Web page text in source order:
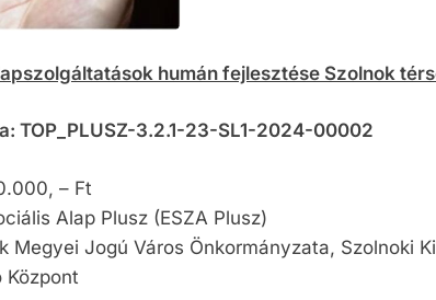
humán fejlesztése Szolnok
TOP_PLUSZ-3.2.1-23-SL1-2024-00002
– Ft
Alap Plusz (ESZA Plusz)
Megyei Jogú Város Önkormányzata, Szolnoki
Központ